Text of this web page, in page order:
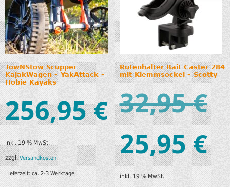
TowNStow Scupper
KajakWagen – YakAttack –
Hobie Kayaks
256,95€
inkl. 19 % MwSt.
zzgl.Versandkosten
Lieferzeit: ca. 2-3 Werktage
Rutenhalter Bait Caster 284
mit Klemmsockel – Scotty
32,95€
25,95€
inkl. 19 % MwSt.